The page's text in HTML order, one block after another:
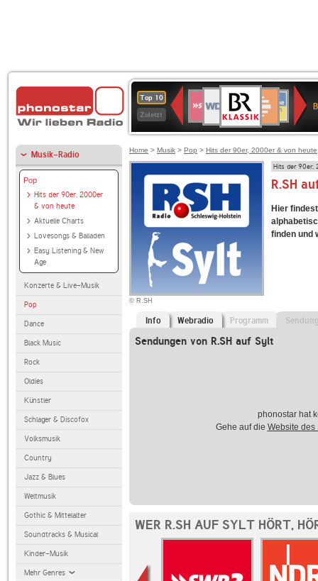
Top 10
Zuletzt
Deutschlandfunk
80er
90er
OLDIE
ANTENNE
4
BR-
KLASSIK
Deutschlandfunk
Kultur
ANTENNE
BAYERN
SWR
Kultur
NDR
2
Musik-Radio
Pop
Hits der 90er, 2000er
& von heute
Aktuelle Charts
Lovesongs & Balladen
Easy Listening & New
Age
Konzerte & Live-Musik
Pop
Dance
Black Music
Rock
Oldies
Künstler
Schlager & Discofox
Volksmusik
Country
Jazz & Blues
Weltmusik
Gothic & Mittelalter
Soundtracks & Musical
Kinder-Musik
Mehr Genres
Home > Musik > Pop > Hits der 90er, 2000er & von heute
© R.SH
Hits der 90er,
R.SH
Hier
finden und
Info Webradio Programm
Sendungen von R.SH auf Sylt
phonostar hat
Gehe auf die Website des
WER R.SH AUF SYLT HÖRT,